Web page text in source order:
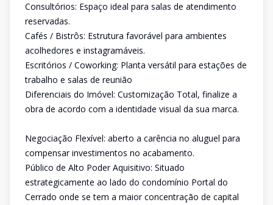
Consultórios: Espaço ideal para salas de atendimento
reservadas.
Cafés / Bistrôs: Estrutura favorável para ambientes
acolhedores e instagramáveis.
Escritórios / Coworking: Planta versátil para estações de
trabalho e salas de reunião
Diferenciais do Imóvel: Customização Total, finalize a
obra de acordo com a identidade visual da sua marca.
Negociação Flexível: aberto a carência no aluguel para
compensar investimentos no acabamento.
Público de Alto Poder Aquisitivo: Situado
estrategicamente ao lado do condomínio Portal do
Cerrado onde se tem a maior concentração de capital